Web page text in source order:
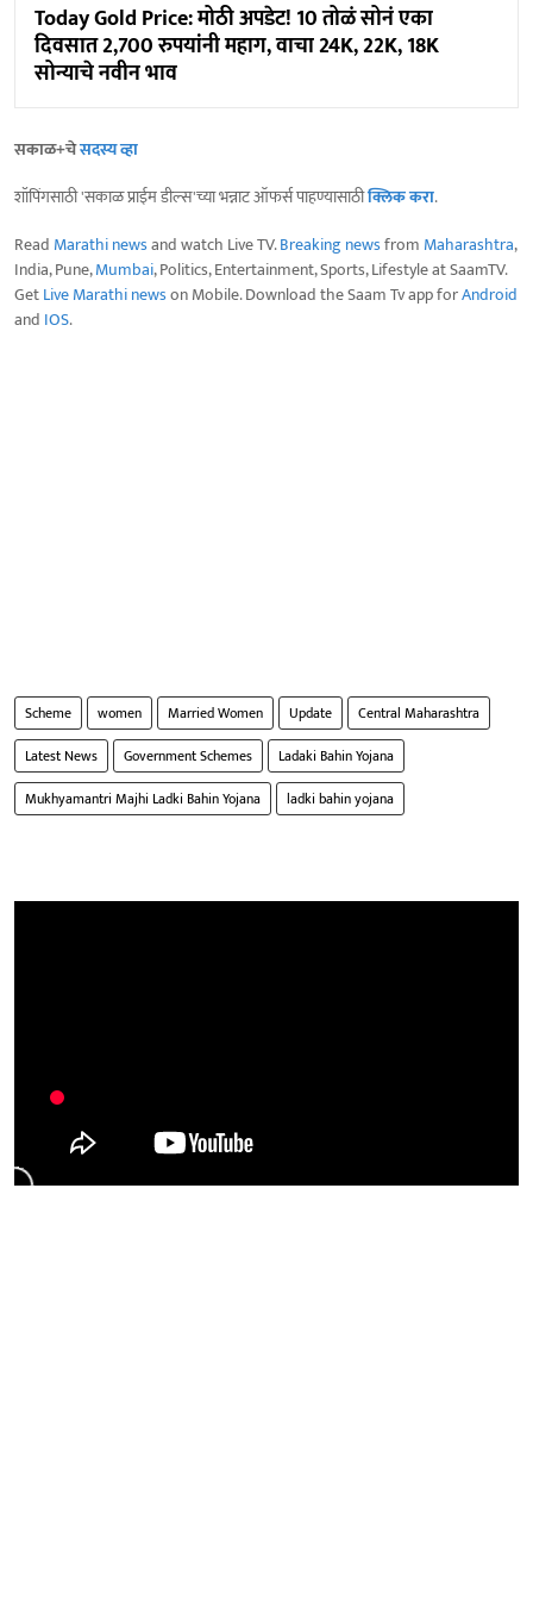
Today Gold Price: मोठी अपडेट! 10 तोळं सोनं एका
दिवसात 2,700 रुपयांनी महाग, वाचा 24K, 22K, 18K
सोन्याचे नवीन भाव
सकाळ+चेसदस्य व्हा
शॉपिंगसाठी 'सकाळ प्राईम डील्स'च्या भन्नाट ऑफर्स पाहण्यासाठीक्लिक करा.
Read Marathi newsand watch Live TV.Breaking newsfrom Maharashtra,
India, Pune,Mumbai, Politics, Entertainment, Sports, Lifestyle at SaamTV.
GetLive Marathi newson Mobile. Download the Saam Tv app forAndroid
and IOS.
Scheme women Married Women Update
Central Maharashtra
Latest News
Government Schemes
Ladaki Bahin Yojana
Mukhyamantri Majhi Ladki Bahin Yojana
ladki bahin yojana